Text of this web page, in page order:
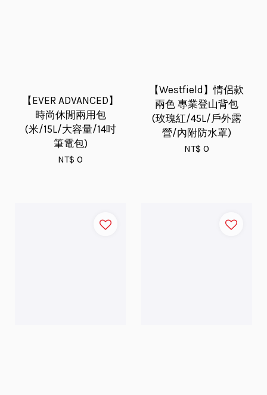
【EVER ADVANCED】
時尚休閒兩用包
(米/15L/大容量/14吋
筆電包)
NT$ 0
【Westfield】情侶款
兩色 專業登山背包
(玫瑰紅/45L/戶外露
營/內附防水罩)
NT$ 0